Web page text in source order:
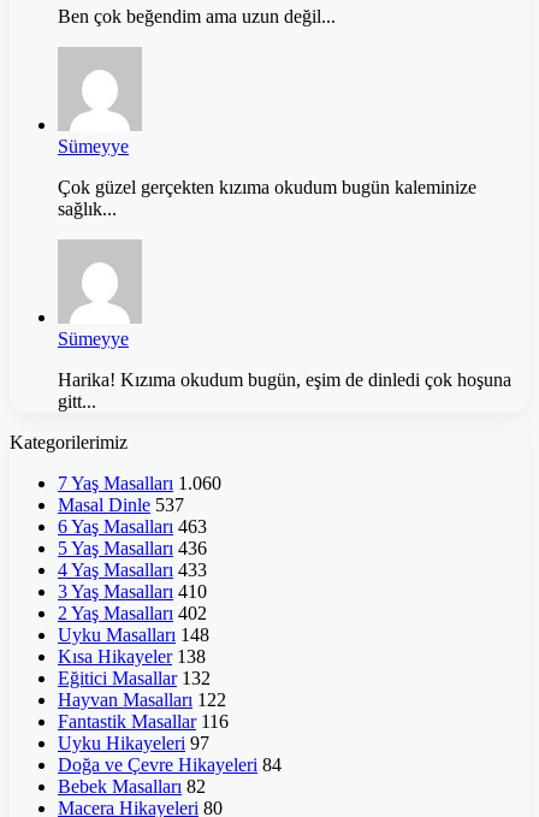
Ben çok beğendim ama uzun değil...
Sümeyye
Çok güzel gerçekten kızıma okudum bugün kaleminize
sağlık...
Sümeyye
Harika! Kızıma okudum bugün, eşim de dinledi çok hoşuna
gitt...
Kategorilerimiz
7 Yaş Masalları 1.060
Masal Dinle 537
6 Yaş Masalları 463
5 Yaş Masalları 436
4 Yaş Masalları 433
3 Yaş Masalları 410
2 Yaş Masalları 402
Uyku Masalları 148
Kısa Hikayeler 138
Eğitici Masallar 132
Hayvan Masalları 122
Fantastik Masallar 116
Uyku Hikayeleri 97
Doğa ve Çevre Hikayeleri 84
Bebek Masalları 82
Macera Hikayeleri 80